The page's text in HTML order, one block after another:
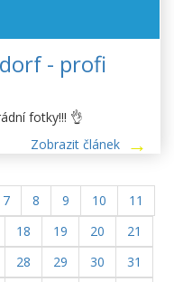
- profi
fotky!!! 👌
Zobrazit článek
7 8 9 10
11
18 19 20
21
28 29 30
31